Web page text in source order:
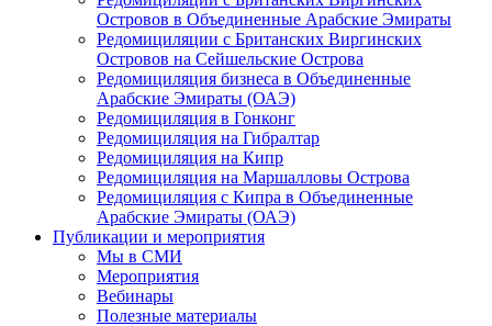
Островов в Объединенные Арабские Эмираты
Редомициляции с Британских Виргинских
Островов на Сейшельские Острова
Редомициляция бизнеса в Объединенные
Арабские Эмираты (ОАЭ)
Редомициляция в Гонконг
Редомициляция на Гибралтар
Редомициляция на Кипр
Редомициляция на Маршалловы Острова
Редомициляция с Кипра в Объединенные
Арабские Эмираты (ОАЭ)
Публикации и мероприятия
Мы в СМИ
Мероприятия
Вебинары
Полезные материалы